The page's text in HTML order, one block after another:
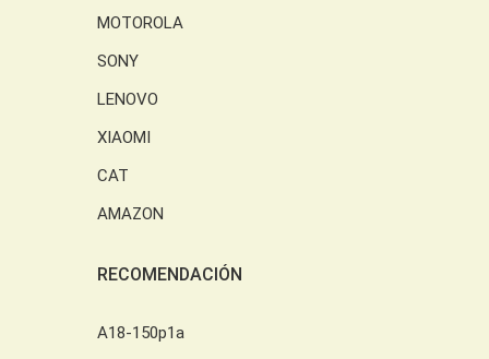
MOTOROLA
SONY
LENOVO
XIAOMI
CAT
AMAZON
RECOMENDACIÓN
A18-150p1a